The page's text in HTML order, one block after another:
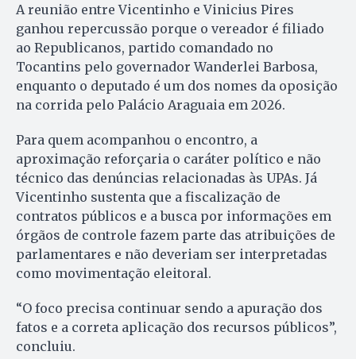
A reunião entre Vicentinho e Vinicius Pires
ganhou repercussão porque o vereador é filiado
ao Republicanos, partido comandado no
Tocantins pelo governador Wanderlei Barbosa,
enquanto o deputado é um dos nomes da oposição
na corrida pelo Palácio Araguaia em 2026.
Para quem acompanhou o encontro, a
aproximação reforçaria o caráter político e não
técnico das denúncias relacionadas às UPAs. Já
Vicentinho sustenta que a fiscalização de
contratos públicos e a busca por informações em
órgãos de controle fazem parte das atribuições de
parlamentares e não deveriam ser interpretadas
como movimentação eleitoral.
“O foco precisa continuar sendo a apuração dos
fatos e a correta aplicação dos recursos públicos”,
concluiu.